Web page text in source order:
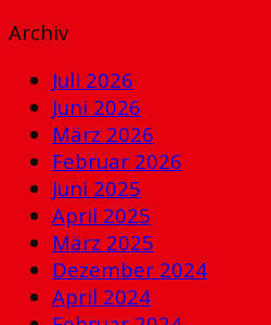
Archiv
Juli 2026
Juni 2026
März 2026
Februar 2026
Juni 2025
April 2025
März 2025
Dezember 2024
April 2024